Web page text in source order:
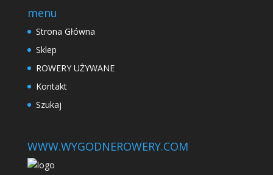
menu
Strona Główna
Sklep
ROWERY UŻYWANE
Kontakt
Szukaj
WWW.WYGODNEROWERY.COM